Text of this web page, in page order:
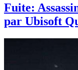
Fuite:
par Ubisoft